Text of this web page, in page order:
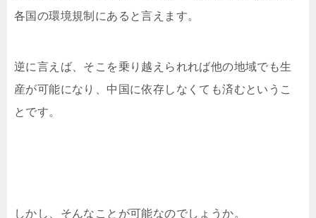
各国の環境規制にあると言えます。
逆に言えば、そこを乗り越えられれば他の地域でも生
産が可能になり、中国に依存しなくても済むというこ
とです。
しかし、そんなことが可能なのでしょうか。